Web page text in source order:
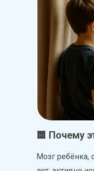
🟦 Почему
Мозг ребёнка,